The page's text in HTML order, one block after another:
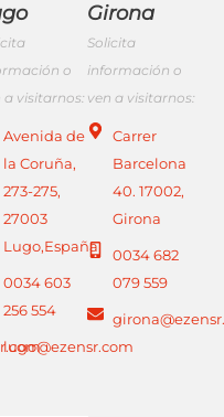
o
a visitarnos:
Avenida de
la Coruña,
273-275,
27003
Lugo,España
0034 603
256 554
lugo@ezensr.com
Girona
Solicita
información o
ven a visitarnos:
Carrer
Barcelona
40. 17002,
Girona
0034 682
079 559